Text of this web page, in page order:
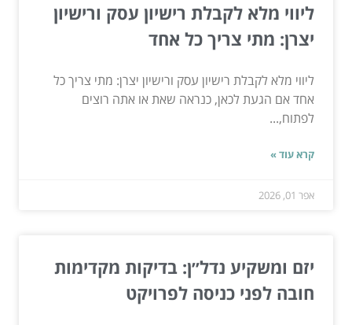
ליווי מלא לקבלת רישיון עסק ורישיון
יצרן: מתי צריך כל אחד
ליווי מלא לקבלת רישיון עסק ורישיון יצרן: מתי צריך כל
אחד אם הגעת לכאן, כנראה שאת או אתה רוצים
לפתוח,...
קרא עוד »
אפר 01, 2026
יזם ומשקיע נדל״ן: בדיקות מקדימות
חובה לפני כניסה לפרויקט